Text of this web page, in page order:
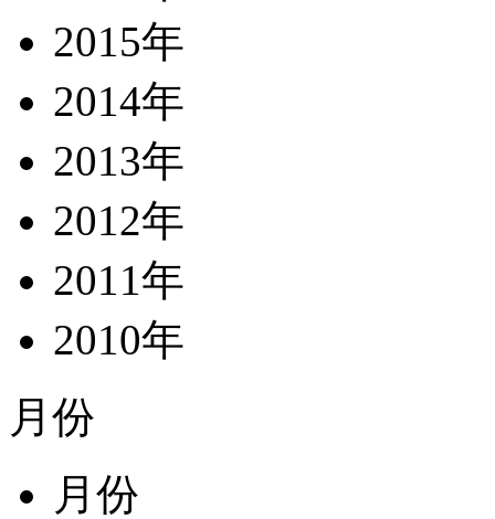
2015年
2014年
2013年
2012年
2011年
2010年
月份
月份